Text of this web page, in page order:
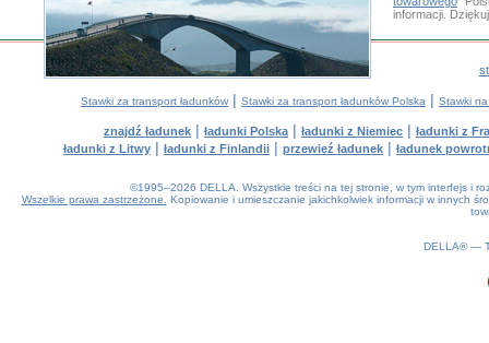
informacji.
Stawki za transport ładunków | Stawki za transport ładunków Polska | Stawki
znajdź ładunek | ładunki Polska | ładunki z Niemiec | ładunki z
ładunki z Litwy | ładunki z Finlandii | przewieź ładunek | ładunek
©1995–2026 DELLA. Wszystkie treści na tej stronie, w tym interfejs i
Wszelkie prawa zastrzeżone.
Kopiowanie i umieszczanie jakichkolwiek informacji w innych
DELLA® —